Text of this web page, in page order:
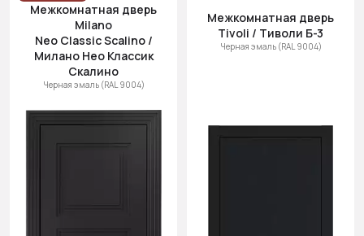
Межкомнатная дверь
Milano
Neo Classic Scalino /
Милано Нео Классик
Скалино
Черная эмаль (RAL 9004)
Межкомнатная дверь
Tivoli / Тиволи Б-3
Черная эмаль (RAL 9004)